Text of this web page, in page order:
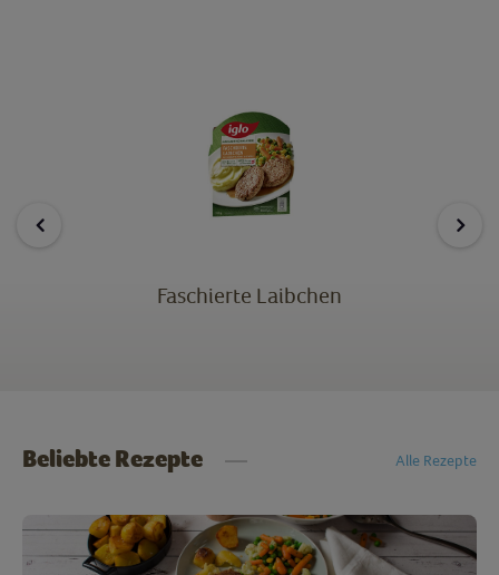
Faschierte Laibchen
Beliebte Rezepte Alle Rezepte